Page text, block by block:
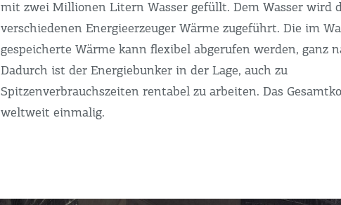
mit zwei Millionen Litern Wasser gefüllt. Dem Wasser wird
verschiedenen Energieerzeuger Wärme zugeführt. Die im
gespeicherte Wärme kann flexibel abgerufen werden, ganz
Dadurch ist der Energiebunker in der Lage, auch zu
Spitzenverbrauchszeiten rentabel zu arbeiten. Das
weltweit einmalig.